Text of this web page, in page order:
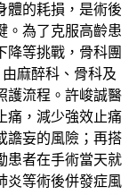
體的耗損，是術後
。為了克服高齡患
降等挑戰，骨科團
麻醉科、骨科及
護流程。許峻誠醫
痛，減少強效止痛
譫妄的風險；再搭
患者在手術當天就
炎等術後併發症風